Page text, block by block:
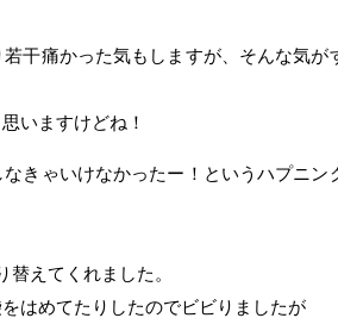
干痛かった気もしますが、そんな気が
いますけどね！
きゃいけなかったー！というハプニン
えてくれました。
はめてたりしたのでビビりましたが